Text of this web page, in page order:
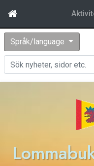
Språk/language